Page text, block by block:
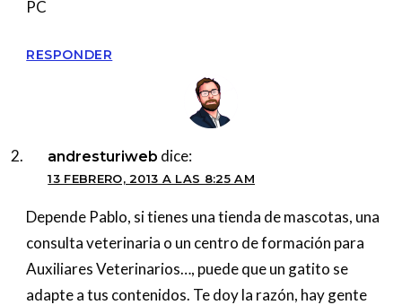
PC
RESPONDER
andresturiweb dice:
13 FEBRERO, 2013 A LAS 8:25 AM
Depende Pablo, si tienes una tienda de mascotas, una
consulta veterinaria o un centro de formación para
Auxiliares Veterinarios…, puede que un gatito se
adapte a tus contenidos. Te doy la razón, hay gente